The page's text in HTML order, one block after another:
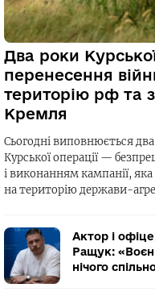
Два роки
перенесення
територію рф та
Кремля
Сьогодні виповнюється
Курської операції —
і виконанням кампанії, яка
на територію держави-
Актор і
Ращук:
нічого